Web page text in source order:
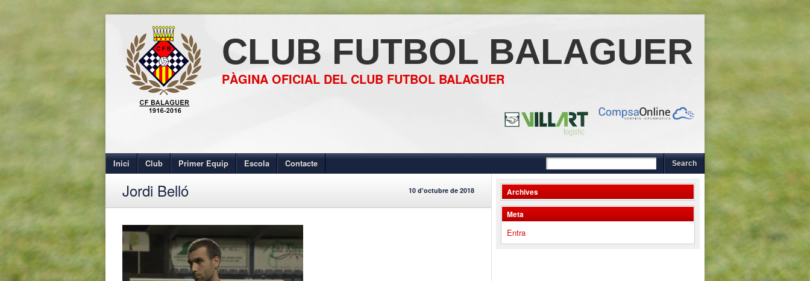
CLUB FUTBOL BALAGUER
PÀGINA OFICIAL DEL CLUB FUTBOL BALAGUER
Inici Club Primer Equip Escola Contacte
Jordi Belló 10 d'octubre de 2018 Archives
Meta
Entra